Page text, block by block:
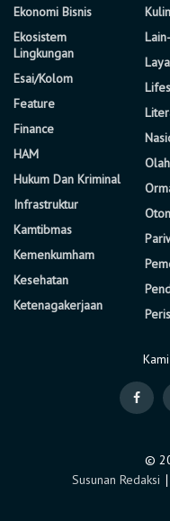
Ekonomi Bisnis
Ekosistem
Lingkungan
Esai/Kolom
Feature
Finance
HAM
Hukum Dan Kriminal
Infrastruktur
Kamtibmas
Kemenkumham
Kesehatan
Ketenagakerjaan
©
Susunan Redaksi ∣